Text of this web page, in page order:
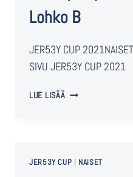
Lohko B
JER53Y CUP
SIVU JER53Y CUP 2021
LUE LISÄÄ
JER53Y CUP NAISET